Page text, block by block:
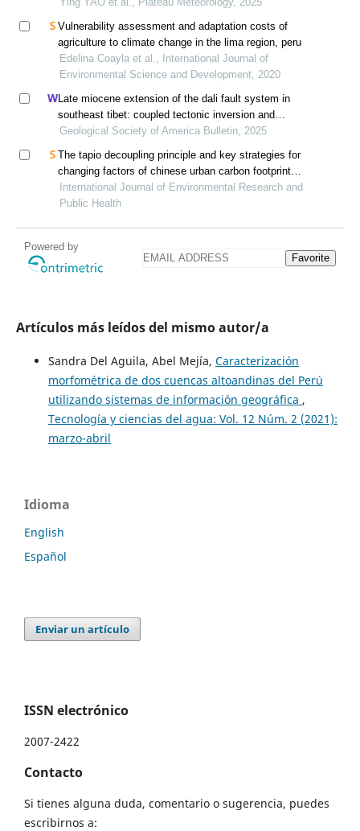
Vulnerability assessment and adaptation costs of
agriculture to climate change in the lima region, peru
Edelina Coayla et al., International Journal of
Environmental Science and Development, 2020
Late miocene extension of the dali fault system in
southeast tibet: coupled tectonic inversion and
landscape evolution
Geological Society of America Bulletin, 2025
The tapio decoupling principle and key strategies for
changing factors of chinese urban carbon footprint
based on cloud computing
International Journal of Environmental Research and
Public Health
Powered by
Favorite
Artículos más leídos del mismo autor/a
Sandra Del Aguila, Abel Mejía, Caracterización
morfométrica de dos cuencas altoandinas del Perú
utilizando sistemas de información geográfica ,
Tecnología y ciencias del agua: Vol. 12 Núm. 2 (2021):
marzo-abril
Idioma
English
Español
Enviar un artículo
ISSN electrónico
2007-2422
Contacto
Si tienes alguna duda, comentario o sugerencia, puedes
escribirnos a: